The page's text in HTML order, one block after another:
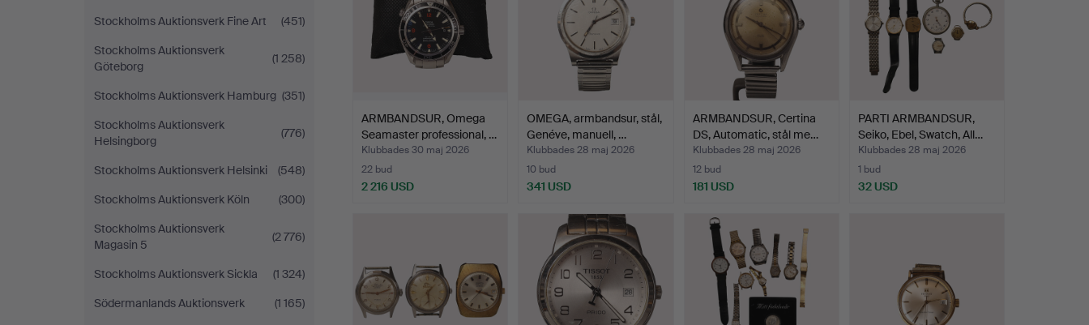
Stockholms Auktionsverk Fine Art
(451)
Stockholms Auktionsverk
Göteborg
(1 258)
Stockholms Auktionsverk Hamburg (351)
Stockholms Auktionsverk
Helsingborg
(776)
Stockholms Auktionsverk Helsinki
(548)
Stockholms Auktionsverk Köln
(300)
Stockholms Auktionsverk
Magasin 5
(2 776)
Stockholms Auktionsverk Sickla
(1 324)
Södermanlands Auktionsverk
(1 165)
ARMBANDSUR, Omega
Seamaster professional, …
Klubbades 30 maj 2026
22 bud
2 216 USD
OMEGA, armbandsur, stål,
Genéve, manuell, …
Klubbades 28 maj 2026
10 bud
341 USD
ARMBANDSUR, Certina
DS, Automatic, stål me…
Klubbades 28 maj 2026
12 bud
181 USD
PARTI ARMBANDSUR,
Seiko, Ebel, Swatch, All…
Klubbades 28 maj 2026
1 bud
32 USD